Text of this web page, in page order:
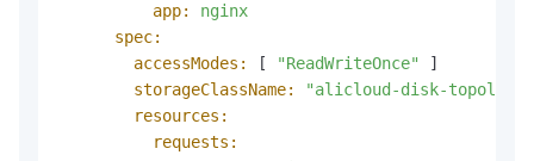
app:
nginx
spec:
accessModes:
[ "ReadWriteOnce"
]
storageClassName:
"alicloud-disk-
resources:
requests: